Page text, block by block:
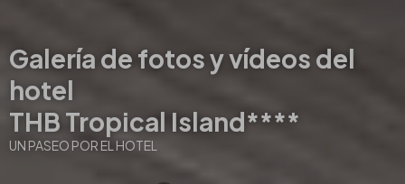
Galería de fotos y vídeos del
hotel
THB Tropical Island****
UN PASEO POR EL HOTEL